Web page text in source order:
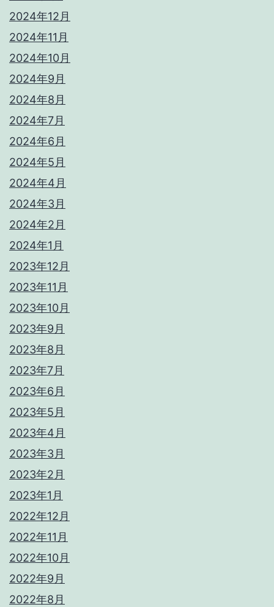
2024年12月
2024年11月
2024年10月
2024年9月
2024年8月
2024年7月
2024年6月
2024年5月
2024年4月
2024年3月
2024年2月
2024年1月
2023年12月
2023年11月
2023年10月
2023年9月
2023年8月
2023年7月
2023年6月
2023年5月
2023年4月
2023年3月
2023年2月
2023年1月
2022年12月
2022年11月
2022年10月
2022年9月
2022年8月